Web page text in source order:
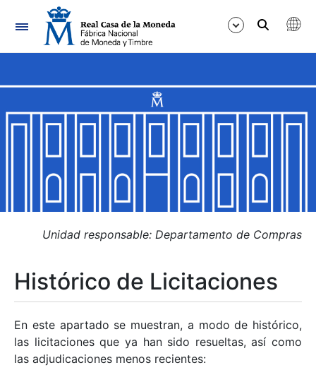
Navegación
Mostrar/Ocultar
Mostrar/Ocultar
Mostrar/Ocultar
Mostrar/Ocultar
Mostrar/Ocultar
Unidad responsable: Departamento de Compras
Histórico de Licitaciones
En este apartado se muestran, a modo de histórico,
las licitaciones que ya han sido resueltas, así como
las adjudicaciones menos recientes: